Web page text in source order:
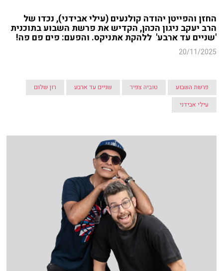
החזן והפייטן יהודה קולנעים (עילי אבידני), נכדו של
הרב יעקב ניגון הכהן, הקדיש את פרשת השבוע בתוכנית
'שניים עד ארבע' ללהקת אתניקס. והפעם: פים פם פה!
20/11/2025
פרשת השבוע טוביה צפיר שניים עד ארבע
רון שלום
עילי אבידני